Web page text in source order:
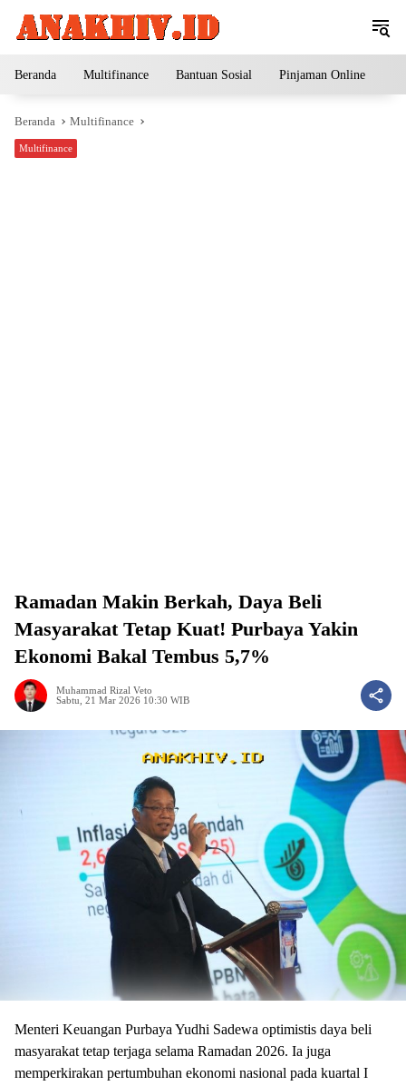
Beranda Multifinance Bantuan Sosial Pinjaman Online
Beranda Multifinance
Multifinance
Ramadan Makin Berkah, Daya Beli
Masyarakat Tetap Kuat! Purbaya Yakin
Ekonomi Bakal Tembus 5,7%
Muhammad Rizal Veto
Sabtu, 21 Mar 2026 10:30 WIB
Menteri Keuangan Purbaya Yudhi Sadewa optimistis daya beli
masyarakat tetap terjaga selama Ramadan 2026. Ia juga
memperkirakan pertumbuhan ekonomi nasional pada kuartal I